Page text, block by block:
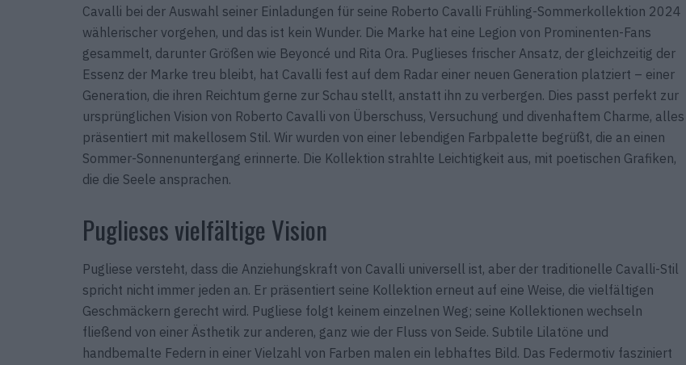
Cavalli bei der Auswahl seiner Einladungen für seine Roberto Cavalli Frühling-Sommerkollektion 2024
wählerischer vorgehen, und das ist kein Wunder. Die Marke hat eine Legion von Prominenten-Fans
gesammelt, darunter Größen wie Beyoncé und Rita Ora. Puglieses frischer Ansatz, der gleichzeitig der
Essenz der Marke treu bleibt, hat Cavalli fest auf dem Radar einer neuen Generation platziert – einer
Generation, die ihren Reichtum gerne zur Schau stellt, anstatt ihn zu verbergen. Dies passt perfekt zur
ursprünglichen Vision von Roberto Cavalli von Überschuss, Versuchung und divenhaftem Charme, alles
präsentiert mit makellosem Stil. Wir wurden von einer lebendigen Farbpalette begrüßt, die an einen
Sommer-Sonnenuntergang erinnerte. Die Kollektion strahlte Leichtigkeit aus, mit poetischen Grafiken,
die die Seele ansprachen.
Puglieses vielfältige Vision
Pugliese versteht, dass die Anziehungskraft von Cavalli universell ist, aber der traditionelle Cavalli-Stil
spricht nicht immer jeden an. Er präsentiert seine Kollektion erneut auf eine Weise, die vielfältigen
Geschmäckern gerecht wird. Pugliese folgt keinem einzelnen Weg; seine Kollektionen wechseln
fließend von einer Ästhetik zur anderen, ganz wie der Fluss von Seide. Subtile Lilatöne und
handbemalte Federn in einer Vielzahl von Farben malen ein lebhaftes Bild. Das Federmotiv fasziniert